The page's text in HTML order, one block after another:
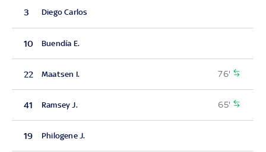
3 Diego Carlos
10 Buendía E.
22 Maatsen I. 76'
41 Ramsey J. 65'
19 Philogene J.